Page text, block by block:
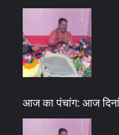
आज का पंचांग: आज